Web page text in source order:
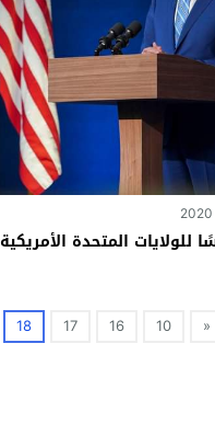
للولايات المتحدة الأمريكية
«
10
16
17
18